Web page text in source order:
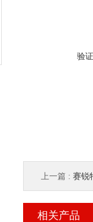
验
上一篇 : 赛锐
相关产品